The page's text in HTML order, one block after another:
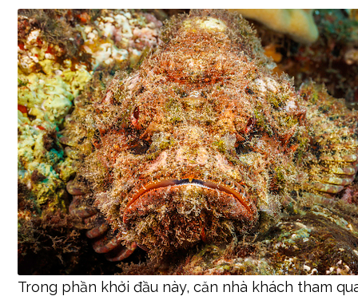
Trong phần khởi đầu này, căn nhà khách tham